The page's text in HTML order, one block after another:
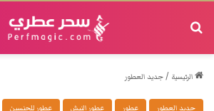
الرئيسية /جديد العطور
جديد العطور عطور عطور النيش عطور للجنسين